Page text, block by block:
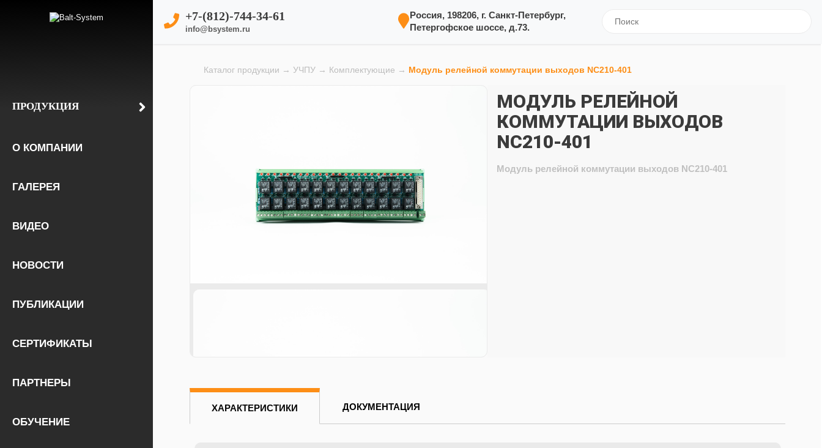
ПРОДУКЦИЯ
О КОМПАНИИ
ГАЛЕРЕЯ
ВИДЕО
НОВОСТИ
ПУБЛИКАЦИИ
СЕРТИФИКАТЫ
ПАРТНЕРЫ
ОБУЧЕНИЕ
+7-(812)-744-34-61
info@bsystem.ru
Россия, 198206, г. Санкт-Петербург,
Петергофское шоссе, д.73.
Каталог продукции → УЧПУ → Комплектующие → Модуль релейной коммутации выходов NC210-401
МОДУЛЬ РЕЛЕЙНОЙ
КОММУТАЦИИ ВЫХОДОВ
NC210-401
Модуль релейной коммутации выходов NC210-401
ХАРАКТЕРИСТИКИ ДОКУМЕНТАЦИЯ